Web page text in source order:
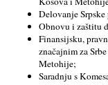
Delovanje
Obnovu i zaštitu
Finansijsku,
značajnim za
Metohije;
Saradnju s